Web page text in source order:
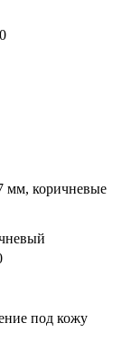
мм, коричневые
под кожу